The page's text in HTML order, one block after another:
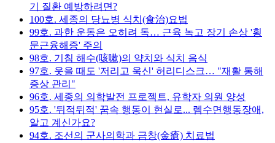
기 질환 예방하려면?
100호. 세종의 당뇨병 식치(食治)요법
99호. 과한 운동은 오히려 독… 근육 녹고 장기 손상 '횡
문근융해증' 주의
98호. 기침 해수(咳嗽)의 약치와 식치 음식
97호. 웃을 때도 '저리고 욱신' 허리디스크… "재활 통해
증상 관리"
96호. 세종의 의학발전 프로젝트, 유학자 의원 양성
95호. '뒤적뒤적' 꿈속 행동이 현실로... 렘수면행동장애,
알고 계신가요?
94호. 조선의 군사의학과 금창(金瘡) 치료법